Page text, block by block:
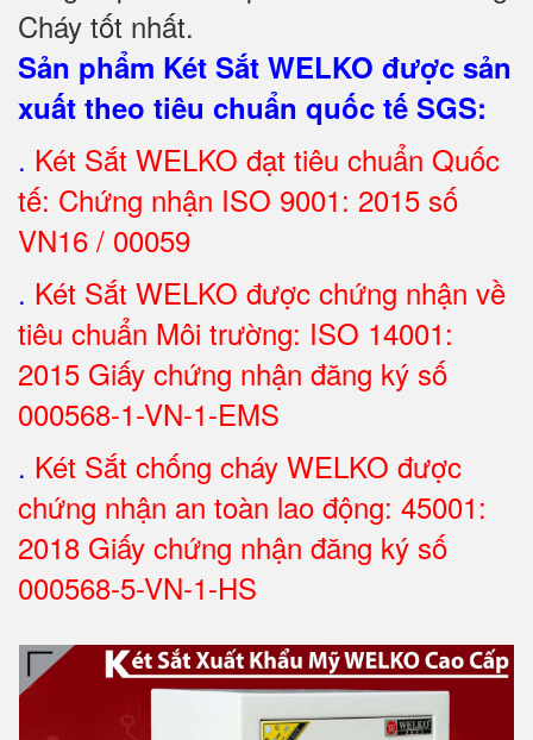
Cháy tốt nhất.
Sản phẩm Két Sắt WELKO được sản
xuất theo tiêu chuẩn quốc tế SGS:
. Két Sắt WELKO đạt tiêu chuẩn Quốc
tế: Chứng nhận ISO 9001: 2015 số
VN16 / 00059
. Két Sắt WELKO được chứng nhận về
tiêu chuẩn Môi trường: ISO 14001:
2015 Giấy chứng nhận đăng ký số
000568-1-VN-1-EMS
. Két Sắt chống cháy WELKO được
chứng nhận an toàn lao động: 45001:
2018 Giấy chứng nhận đăng ký số
000568-5-VN-1-HS